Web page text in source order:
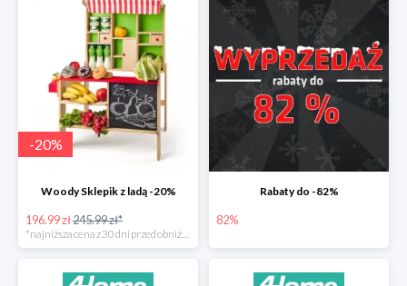
-20%
Woody Sklepik z ladą -20%
196.99 zł245.99 zł*
*najniższa cena z 30 dni przed obniżką
Rabaty do -82%
82%